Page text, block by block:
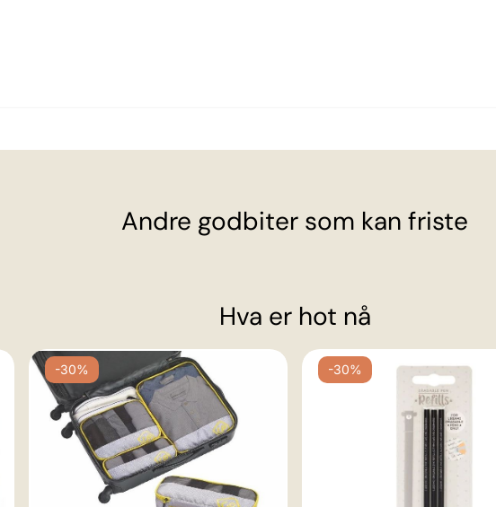
Andre godbiter som kan friste
Hva er hot nå
-30% -30%